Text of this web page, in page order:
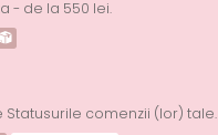
- de la 550 lei.
Statusurile comenzii (lor) tale.